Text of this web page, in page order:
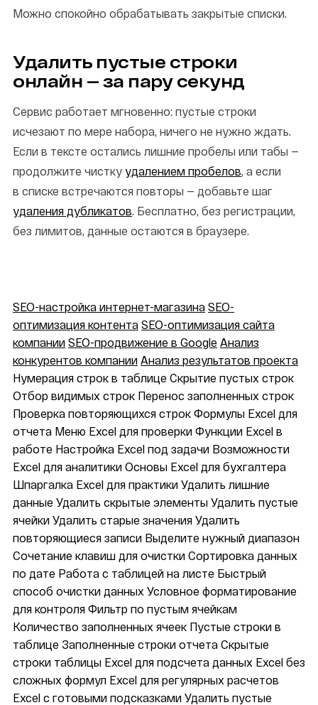
Можно спокойно обрабатывать закрытые списки.
Удалить пустые строки
онлайн — за пару секунд
Сервис работает мгновенно: пустые строки
исчезают по мере набора, ничего не нужно ждать.
Если в тексте остались лишние пробелы или табы —
продолжите чистку удалением пробелов, а если
в списке встречаются повторы — добавьте шаг
удаления дубликатов. Бесплатно, без регистрации,
без лимитов, данные остаются в браузере.
SEO-настройка интернет-магазина SEO-
оптимизация контента SEO-оптимизация сайта
компании SEO-продвижение в Google Анализ
конкурентов компании Анализ результатов проекта
Нумерация строк в таблице Скрытие пустых строк
Отбор видимых строк Перенос заполненных строк
Проверка повторяющихся строк Формулы Excel для
отчета Меню Excel для проверки Функции Excel в
работе Настройка Excel под задачи Возможности
Excel для аналитики Основы Excel для бухгалтера
Шпаргалка Excel для практики Удалить лишние
данные Удалить скрытые элементы Удалить пустые
ячейки Удалить старые значения Удалить
повторяющиеся записи Выделите нужный диапазон
Сочетание клавиш для очистки Сортировка данных
по дате Работа с таблицей на листе Быстрый
способ очистки данных Условное форматирование
для контроля Фильтр по пустым ячейкам
Количество заполненных ячеек Пустые строки в
таблице Заполненные строки отчета Скрытые
строки таблицы Excel для подсчета данных Excel без
сложных формул Excel для регулярных расчетов
Excel с готовыми подсказками Удалить пустые